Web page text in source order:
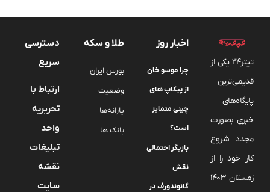
تیتر24 یکی از
قدیمی‌ترین
پایگاه‌های
خبری بصورت
مجدد شروع
کار خود را از
زمستان 1403
اخبار روز
چرا موسو خان
از پیکاپ های
چینی متمایز
است؟
بازیگر احتمالی
نقش
گانوندورف در
طلا و سکه
بورس ایران
وضعیت
یارانه‌ها
بانک ها
دسترسی
سریع
ارتباط با
تحریریه
واحد
تبلیغات
نقشه
سایت